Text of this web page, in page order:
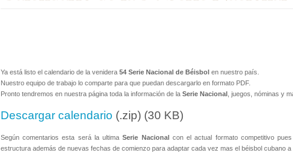
Ya está listo el calendario de la venidera 54 Serie Nacional de Béisbol en nuestro país.
Nuestro equipo de trabajo lo comparte para que puedan descargarlo en formato PDF.
Pronto tendremos en nuestra página toda la información de la Serie Nacional , juegos, nóminas y
Descargar calendario (.zip) (30 KB)
Según comentarios esta será la ultimaSerie Nacionalcon el actual formato competitivo
estructura además de nuevas fechas de comienzo para adaptar cada vez mas el béisbol cubano